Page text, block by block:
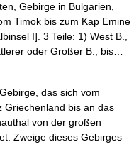
Gebirge in Bulgarien,
Timok bis zum Kap Emine
I]. 3 Teile: 1) West B.,
oder Großer B., bis…
das sich vom
Griechenland bis an das
von der großen
Zweige dieses Gebirges